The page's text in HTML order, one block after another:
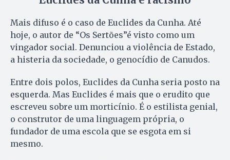
Mais difuso é o caso de Euclides da Cunha. Até
hoje, o autor de “Os Sertões”é visto como um
vingador social. Denunciou a violência de Estado,
a histeria da sociedade, o genocídio de Canudos.
Entre dois polos, Euclides da Cunha seria posto na
esquerda. Mas Euclides é mais que o erudito que
escreveu sobre um morticínio. É o estilista genial,
o construtor de uma linguagem própria, o
fundador de uma escola que se esgota em si
mesmo.